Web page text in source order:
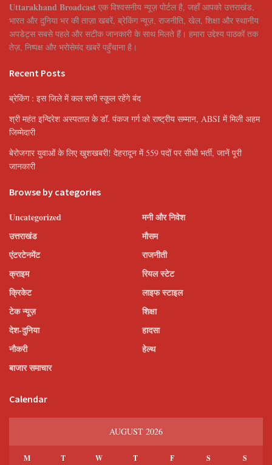
Uttarakhand Broadcast एक विश्वसनीय न्यूज़ पोर्टल है, जहाँ आपको उत्तराखंड,
भारत और दुनिया भर की ताज़ा खबरें, ब्रेकिंग न्यूज़, राजनीति, खेल, शिक्षा और स्थानीय
अपडेट्स सबसे पहले और सटीक जानकारी के साथ मिलते हैं। हमारा उद्देश्य पाठकों तक
तेज़, निष्पक्ष और भरोसेमंद खबरें पहुँचाना है।
Recent Posts
ब्रेकिंग : इस जिले में कल सभी स्कूल रहेंगे बंद
श्री महंत इन्दिरेश अस्पताल के डॉ. पंकज गर्ग को राष्ट्रीय सम्मान, ABSI में मिली अहम
जिम्मेदारी
बेरोजगार युवाओं के लिए खुशखबरी! देहरादून में 559 पदों पर सीधी भर्ती, जानें पूरी
जानकारी
Browse by categories
Uncategorized
उत्तराखंड
एंटरटेनमेंट
क्राइम
क्रिकेट
टेक न्यूज़
देश-दुनिया
नौकरी
बाजार समाचार
मनी और निवेश
मौसम
राजनीती
रियल स्टेट
लाइफ स्टाइल
शिक्षा
हादसा
हेल्थ
Calendar
AUGUST 2026
M T W T F S S